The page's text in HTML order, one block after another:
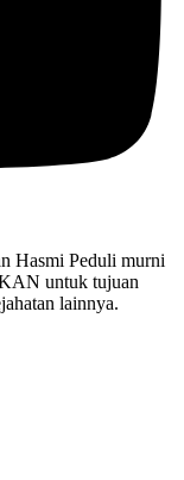
Hasmi Peduli murni
untuk tujuan
lainnya.